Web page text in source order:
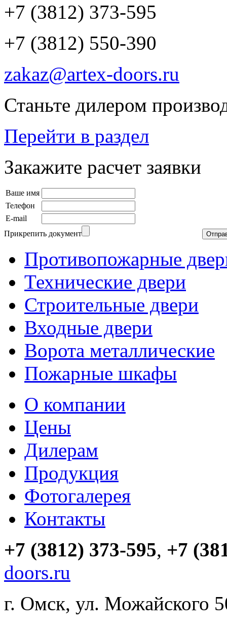
+7 (3812) 373-595
+7 (3812) 550-390
zakaz@artex-doors.ru
Станьте дилером
Перейти в раздел
Закажите расчет заявки
Ваше имя
Телефон
E-mail
Прикрепить документ
Противопожарные
Технические двери
Строительные двери
Входные двери
Ворота металлические
Пожарные шкафы
О компании
Цены
Дилерам
Продукция
Фотогалерея
Контакты
+7 (3812) 373-595, +7
doors.ru
г. Омск, ул. Можайского